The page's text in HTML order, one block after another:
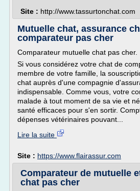
Site : http://www.tassurtonchat.com
Mutuelle chat, assurance
comparateur pas cher
Comparateur mutuelle chat pas cher.
Si vous considérez votre chat de
membre de votre famille, la
chat auprès d'une compagnie
indispensable. Comme vous, votre
malade à tout moment de sa vie et
santé efficaces pour s'en sortir.
dépenses vétérinaires pouvant...
Lire la suite
Site : https://www.flairassur.com
Comparateur de mutuelle
chat pas cher